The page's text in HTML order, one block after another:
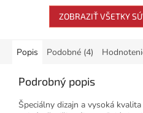
ZOBRAZIŤ VŠETKY
Popis Podobné (4)
Podrobný popis
Špeciálny dizajn a vysoká